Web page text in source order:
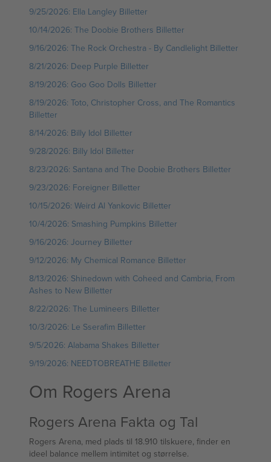
9/25/2026: Ella Langley Billetter
10/14/2026: The Doobie Brothers Billetter
9/16/2026: The Rock Orchestra - By Candlelight Billetter
8/21/2026: Deep Purple Billetter
8/19/2026: Goo Goo Dolls Billetter
8/19/2026: Toto, Christopher Cross, and The Romantics
Billetter
8/14/2026: Billy Idol Billetter
9/28/2026: Billy Idol Billetter
8/23/2026: Santana and The Doobie Brothers Billetter
9/23/2026: Foreigner Billetter
10/15/2026: Weird Al Yankovic Billetter
10/4/2026: Smashing Pumpkins Billetter
9/16/2026: Journey Billetter
9/12/2026: My Chemical Romance Billetter
8/13/2026: Shinedown with Coheed and Cambria, From
Ashes to New Billetter
8/22/2026: The Lumineers Billetter
10/3/2026: Le Sserafim Billetter
9/5/2026: Alabama Shakes Billetter
9/19/2026: NEEDTOBREATHE Billetter
Om Rogers Arena
Rogers Arena Fakta og Tal
Rogers Arena, med plads til 18.910 tilskuere, finder en
ideel balance mellem intimitet og størrelse.